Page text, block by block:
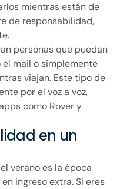
mientras están de
de responsabilidad,
personas que puedan
mail o simplemente
viajan. Este tipo de
por el voz a voz,
como Rover y
en un
verano es la época
ingreso extra. Si eres